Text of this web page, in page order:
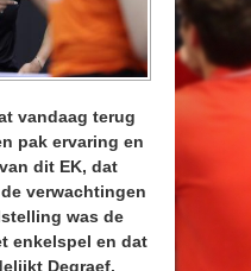
vandaag terug
pak ervaring en
dit EK, dat
verwachtingen
was de
enkelspel en dat
Degraef.